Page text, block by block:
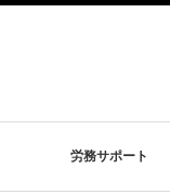
労務サポート